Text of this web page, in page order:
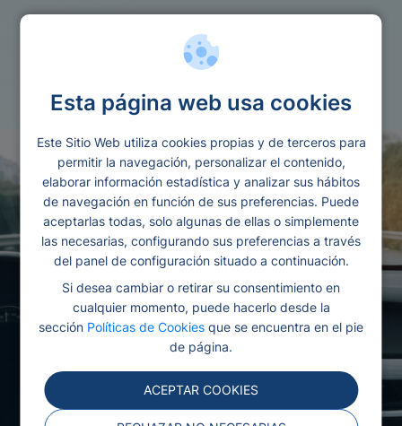
Esta página web usa cookies
Este Sitio Web utiliza cookies propias y de terceros para
permitir la navegación, personalizar el contenido,
elaborar información estadística y analizar sus hábitos
de navegación en función de sus preferencias. Puede
aceptarlas todas, solo algunas de ellas o simplemente
las necesarias, configurando sus preferencias a través
del panel de configuración situado a continuación.
Si desea cambiar o retirar su consentimiento en
cualquier momento, puede hacerlo desde la
sección Políticas de Cookies que se encuentra en el pie
de página.
ACEPTAR COOKIES